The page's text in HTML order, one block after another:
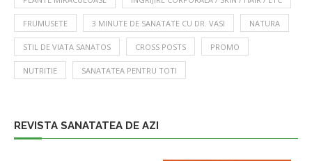
FRUMUSETE 3 MINUTE DE SANATATE CU DR. VASI NATURA
STIL DE VIATA SANATOS CROSS POSTS PROMO
NUTRITIE SANATATEA PENTRU TOTI
REVISTA SANATATEA DE AZI